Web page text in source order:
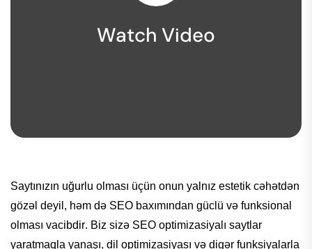
Watch Video
Saytınızın uğurlu olması üçün onun yalnız estetik cəhətdən
gözəl deyil , həm də SEO baxımından güclü və funksional
olması vacibdir. Biz sizə SEO optimizasiyalı saytlar
yaratmaqla yanaşı, dil optimizasiyası və digər funksiyalarla